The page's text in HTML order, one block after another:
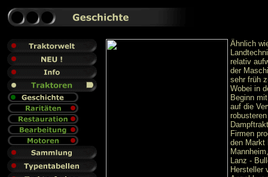
Ähnlich
relativ
der
sehr früh
Wobei in
Beginn
auf die
Firmen
den Markt
Lanz -
Hersteller